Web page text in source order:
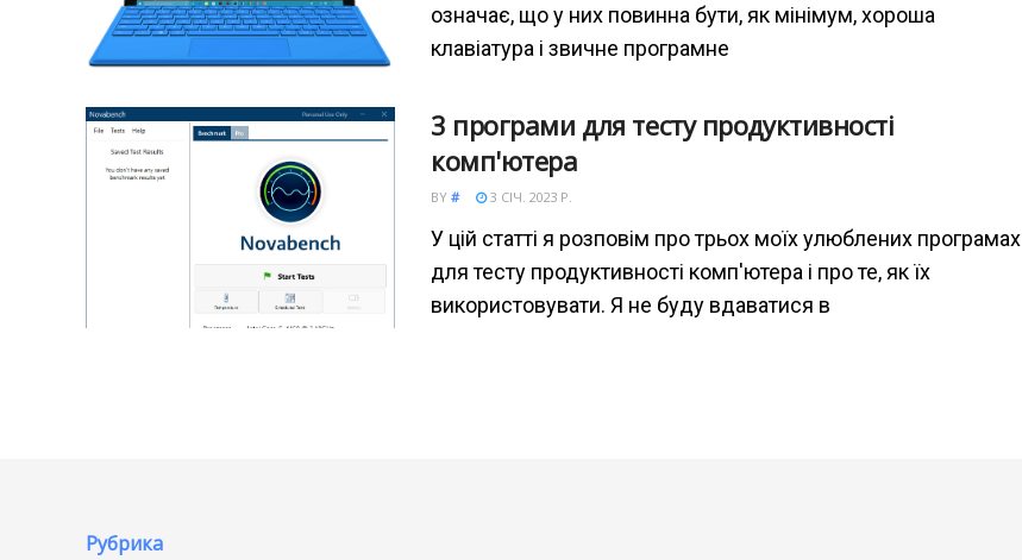
означає, що у них повинна бути, як мінімум, хороша
клавіатура і звичне програмне
3 програми для тесту продуктивності
комп'ютера
BY # 3 СІЧ. 2023 Р.
У цій статті я розповім про трьох моїх улюблених програмах
для тесту продуктивності комп'ютера і про те, як їх
використовувати. Я не буду вдаватися в
Рубрика